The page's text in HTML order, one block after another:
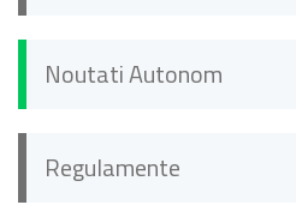
Noutati Autonom
Regulamente